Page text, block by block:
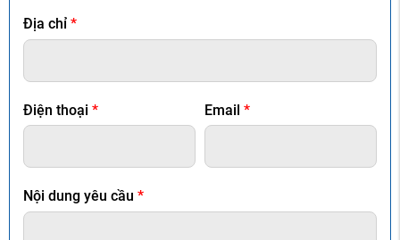
Địa chỉ *
Điện thoại * Email *
Nội dung yêu cầu *